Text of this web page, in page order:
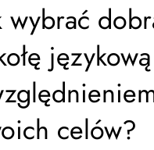
wybrać
celów?